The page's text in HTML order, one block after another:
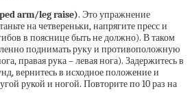
arm/leg raise). Это упражнение
на четвереньки, напрягите пресс и
в пояснице быть не должно). В таком
поднимать руку и противоположную
правая рука – левая нога). Задержитесь в
вернитесь в исходное положение и
рукой и ногой. Повторите по 10 раз на